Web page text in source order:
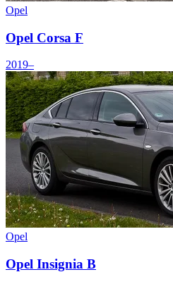
Opel
Opel Corsa F
2019–
Opel
Opel Insignia B